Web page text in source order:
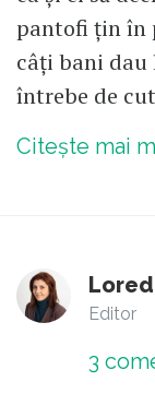
pantofi țin în
câți bani dau
întrebe de
Citește mai
Editor
3